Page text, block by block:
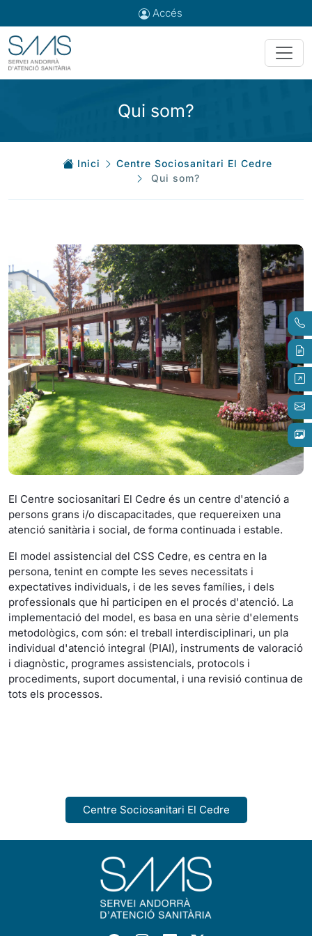
Accés
Qui som?
Inici
Centre Sociosanitari El Cedre
Qui som?
El Centre sociosanitari El Cedre és un centre d'atenció a
persons grans i/o discapacitades, que requereixen una
atenció sanitària i social, de forma continuada i estable.
El model assistencial del CSS Cedre, es centra en la
persona, tenint en compte les seves necessitats i
expectatives individuals, i de les seves famílies, i dels
professionals que hi participen en el procés d'atenció. La
implementació del model, es basa en una sèrie d'elements
metodològics, com són: el treball interdisciplinari, un pla
individual d'atenció integral (PIAI), instruments de valoració
i diagnòstic, programes assistencials, protocols i
procediments, suport documental, i una revisió continua de
tots els processos.
Centre Sociosanitari El Cedre